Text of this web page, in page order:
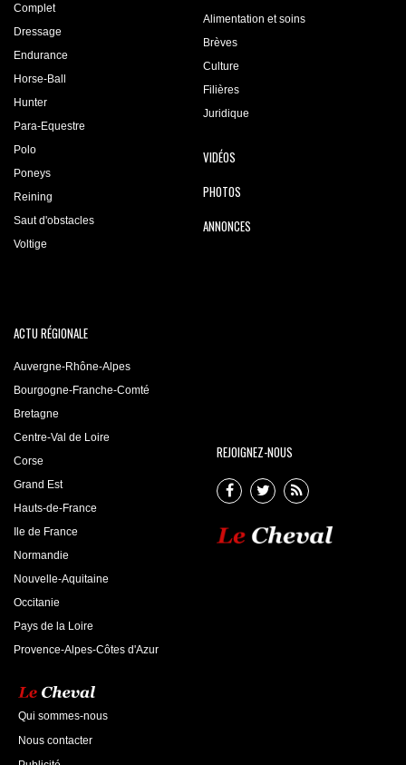
Complet
Dressage
Endurance
Horse-Ball
Hunter
Para-Equestre
Polo
Poneys
Reining
Saut d'obstacles
Voltige
Alimentation et soins
Brèves
Culture
Filières
Juridique
VIDÉOS
PHOTOS
ANNONCES
ACTU RÉGIONALE
Auvergne-Rhône-Alpes
Bourgogne-Franche-Comté
Bretagne
Centre-Val de Loire
Corse
Grand Est
Hauts-de-France
Ile de France
Normandie
Nouvelle-Aquitaine
Occitanie
Pays de la Loire
Provence-Alpes-Côtes d'Azur
REJOIGNEZ-NOUS
Qui sommes-nous
Nous contacter